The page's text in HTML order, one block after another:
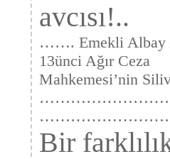
avcısı!..
……. Emekli Albay
13ünci Ağır Ceza
Mahkemesi’nin
Bir